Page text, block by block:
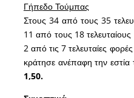
Γήπεδο Τούμπας
Στους 34 από τους 35
11 από τους 18
2 από τις 7 τελευταίες
κράτησε ανέπαφη την εστία
1,50.